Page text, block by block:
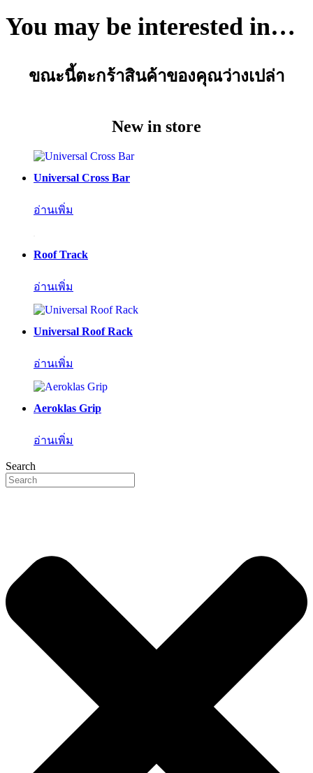
You may be interested in…
ขณะนี้ตะกร้าสินค้าของคุณว่างเปล่า
New in store
Universal Cross Bar
อ่านเพิ่ม
Roof Track
อ่านเพิ่ม
Universal Roof Rack
อ่านเพิ่ม
Aeroklas Grip
อ่านเพิ่ม
Search